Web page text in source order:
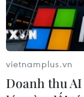
Gia Lai xác
hiểm
01/08/2026 07:05
Bộ Y tế : Trên
vietnamplus.vn
Doanh thu